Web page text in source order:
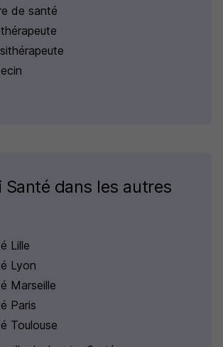
de santé
Santé dans les autres
Lille
Lyon
Marseille
Paris
Toulouse